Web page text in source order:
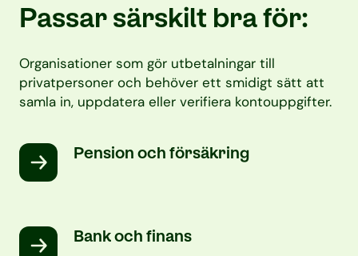
Passar särskilt bra för:
Organisationer som gör utbetalningar till
privatpersoner och behöver ett smidigt sätt att
samla in, uppdatera eller verifiera kontouppgifter.
Pension och försäkring
Bank och finans